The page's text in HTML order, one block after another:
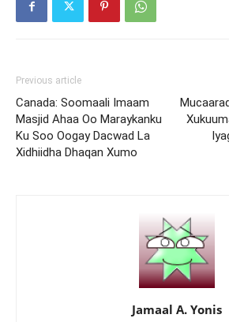
Previous article
Canada: Soomaali Imaam
Masjid Ahaa Oo Maraykanku
Ku Soo Oogay Dacwad La
Xidhiidha Dhaqan Xumo
Jamaal A. Yonis